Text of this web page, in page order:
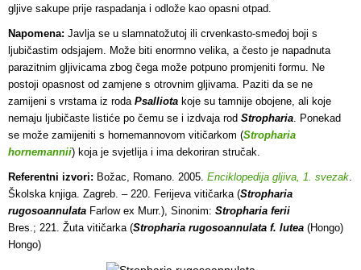
gljive sakupe prije raspadanja i odlože kao opasni otpad.
Napomena: Javlja se u slamnatožutoj ili crvenkasto-smeđoj boji s
ljubičastim odsjajem. Može biti enormno velika, a često je napadnuta
parazitnim gljivicama zbog čega može potpuno promjeniti formu. Ne
postoji opasnost od zamjene s otrovnim gljivama. Paziti da se ne
zamijeni s vrstama iz roda Psalliota koje su tamnije obojene, ali koje
nemaju ljubičaste listiće po čemu se i izdvaja rod Stropharia. Ponekad
se može zamijeniti s hornemannovom vitičarkom (Stropharia
hornemannii) koja je svjetlija i ima dekoriran stručak.
Referentni izvori: Božac, Romano. 2005. Enciklopedija gljiva, 1. svezak.
Školska knjiga. Zagreb. – 220. Ferijeva vitičarka (Stropharia
rugosoannulata Farlow ex Murr.), Sinonim: Stropharia ferii
Bres.; 221. Žuta vitičarka (Stropharia rugosoannulata f. lutea (Hongo)
Hongo)